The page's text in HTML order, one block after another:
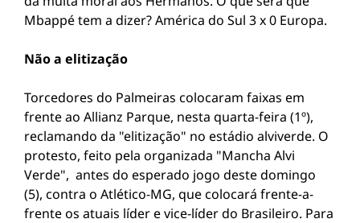
Mbappé tem a dizer? América do Sul 3 x 0 Europa.
Não a elitização
Torcedores do Palmeiras colocaram faixas em
frente ao Allianz Parque, nesta quarta-feira (1º),
reclamando da "elitização" no estádio alviverde. O
protesto, feito pela organizada "Mancha Alvi
Verde", antes do esperado jogo deste domingo
(5), contra o Atlético-MG, que colocará frente-a-
frente os atuais líder e vice-líder do Brasileiro. Para